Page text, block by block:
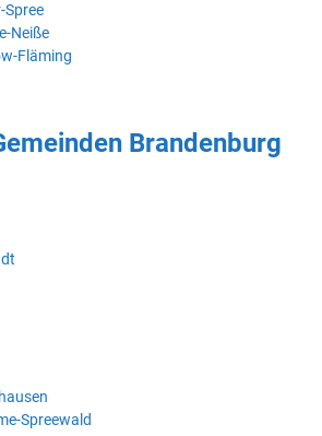
Spree
Neiße
Fläming
Brandenburg
Spreewald